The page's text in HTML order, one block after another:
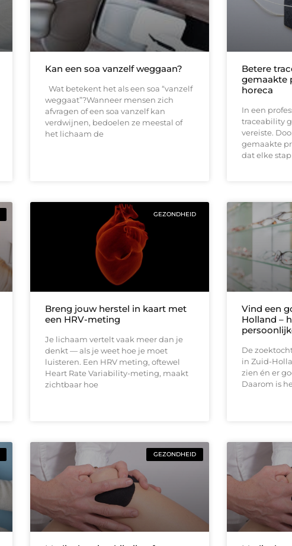
Kan een soa vanzelf weggaan?
Wat betekent het als een soa “vanzelf
weggaat”?Wanneer mensen zich
afvragen of een soa vanzelf kan
verdwijnen, bedoelen ze meestal of
het lichaam de
Betere
gemaakte
horeca
In een
traceability
vereiste.
gemaakte
dat elke stap
GEZONDHEID
Breng jouw herstel in kaart met
een HRV-meting
Je lichaam vertelt vaak meer dan je
denkt — als je weet hoe je moet
luisteren. Een HRV meting, oftewel
Heart Rate Variability-meting, maakt
zichtbaar hoe
Vind een
Holland –
De
in Zuid-
zien én er
Daarom is
GEZONDHEID